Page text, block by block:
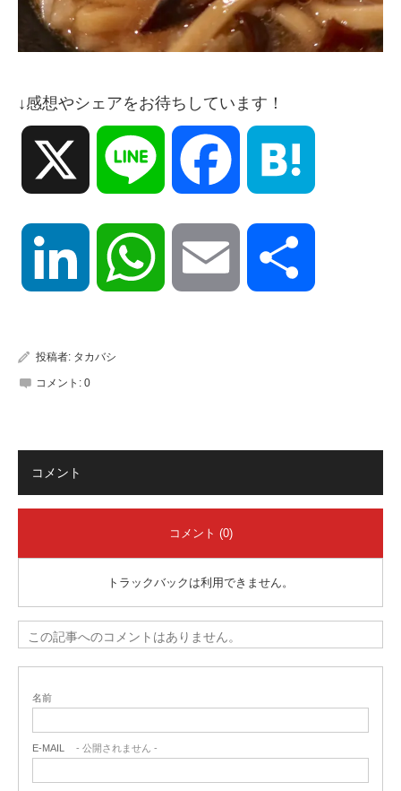
↓感想やシェアをお待ちしています！
Line Facebook
LinkedIn WhatsApp Email
投稿者: タカバシ
コメント: 0
コメント
コメント (0)
トラックバックは利用できません。
この記事へのコメントはありません。
名前
E-MAIL - 公開されません -